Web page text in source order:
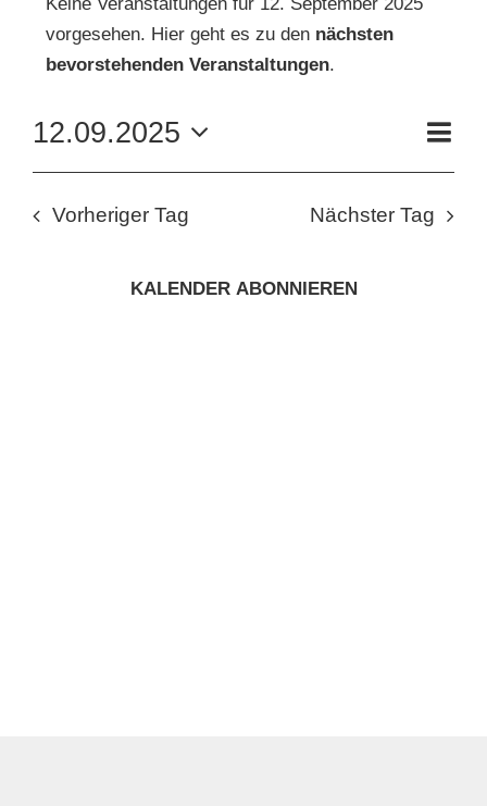
KUNSTSCHULE
KRONBERGER MALERKOLONIE
NACH:
FÜR
SEPTEMBER
2025
Hinweis
vorgesehen. Hier geht es zu den nächsten
bevorstehenden Veranstaltungen.
Tag
12.09.2025
Datum
Vorheriger Tag Nächster Tag
KALENDER ABONNIEREN